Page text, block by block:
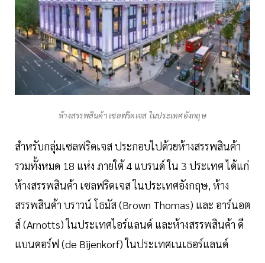
ห้างสรรพสินค้า เซลฟริดเจส ในประเทศอังกฤษ
สำหรับกลุ่มเซลฟริดเจส ประกอบไปด้วยห้างสรรพสินค้า
รวมทั้งหมด 18 แห่ง ภายใต้ 4 แบรนด์ ใน 3 ประเทศ ได้แก่
ห้างสรรพสินค้า เซลฟริดเจส ในประเทศอังกฤษ, ห้าง
สรรพสินค้า บราวน์ โธมัส (Brown Thomas) และ อาร์นอต
ส์ (Arnotts) ในประเทศไอร์แลนด์ และห้างสรรพสินค้า ดี
แบนคอร์ฟ (de Bijenkorf) ในประเทศเนเธอร์แลนด์